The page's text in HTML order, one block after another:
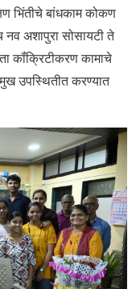
भिंतीचे बांधकाम कोकण
अशापुरा सोसायटी ते
कॉंक्रिटीकरण कामाचे
उपस्थितीत करण्यात